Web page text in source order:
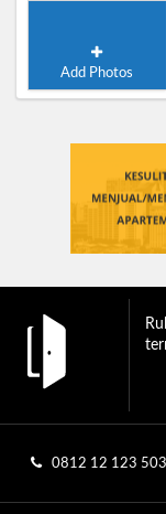
Add Photos
0812 12 123 503